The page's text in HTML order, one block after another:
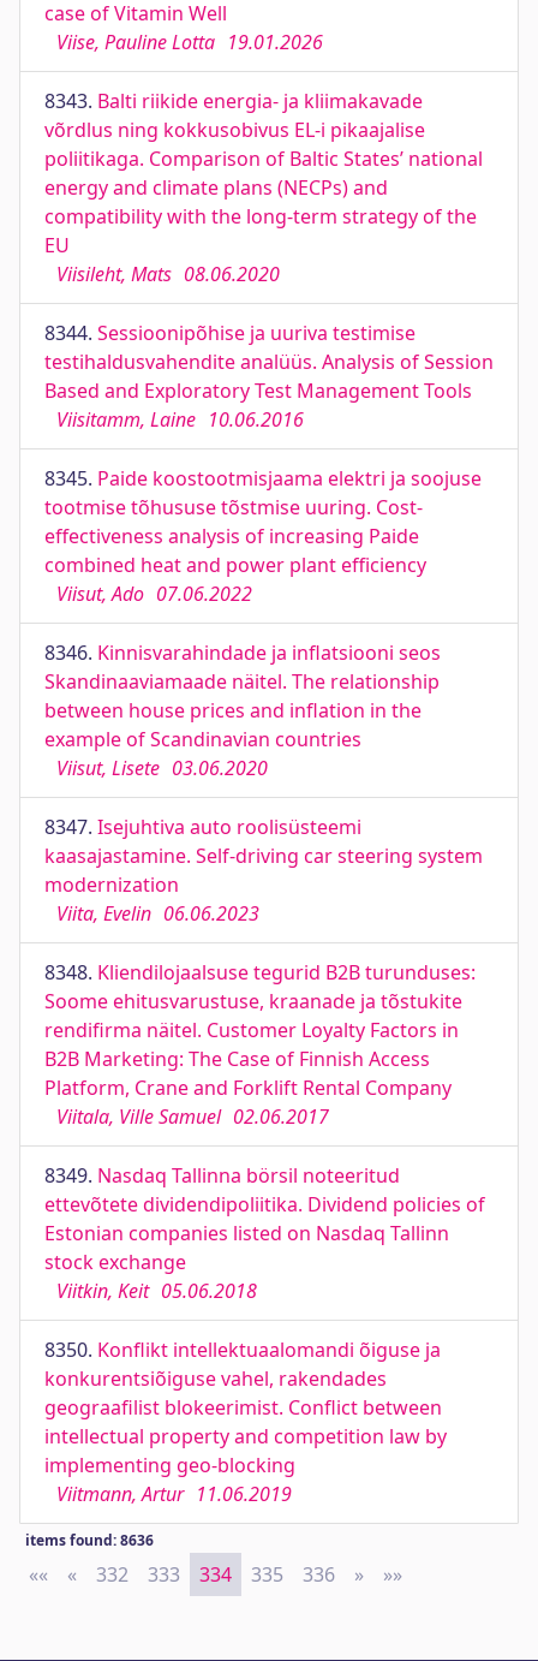
case of Vitamin Well
Viise, Pauline Lotta 19.01.2026
8343. Balti riikide energia- ja kliimakavade
võrdlus ning kokkusobivus EL-i pikaajalise
poliitikaga. Comparison of Baltic States’ national
energy and climate plans (NECPs) and
compatibility with the long-term strategy of the
EU
Viisileht, Mats 08.06.2020
8344. Sessioonipõhise ja uuriva testimise
testihaldusvahendite analüüs. Analysis of Session
Based and Exploratory Test Management Tools
Viisitamm, Laine 10.06.2016
8345. Paide koostootmisjaama elektri ja soojuse
tootmise tõhususe tõstmise uuring. Cost-
effectiveness analysis of increasing Paide
combined heat and power plant efficiency
Viisut, Ado 07.06.2022
8346. Kinnisvarahindade ja inflatsiooni seos
Skandinaaviamaade näitel. The relationship
between house prices and inflation in the
example of Scandinavian countries
Viisut, Lisete 03.06.2020
8347. Isejuhtiva auto roolisüsteemi
kaasajastamine. Self-driving car steering system
modernization
Viita, Evelin 06.06.2023
8348. Kliendilojaalsuse tegurid B2B turunduses:
Soome ehitusvarustuse, kraanade ja tõstukite
rendifirma näitel. Customer Loyalty Factors in
B2B Marketing: The Case of Finnish Access
Platform, Crane and Forklift Rental Company
Viitala, Ville Samuel 02.06.2017
8349. Nasdaq Tallinna börsil noteeritud
ettevõtete dividendipoliitika. Dividend policies of
Estonian companies listed on Nasdaq Tallinn
stock exchange
Viitkin, Keit 05.06.2018
8350. Konflikt intellektuaalomandi õiguse ja
konkurentsiõiguse vahel, rakendades
geograafilist blokeerimist. Conflict between
intellectual property and competition law by
implementing geo-blocking
Viitmann, Artur 11.06.2019
items found: 8636
«« First
« Previous
332 333 334 335 336 » Next
»»